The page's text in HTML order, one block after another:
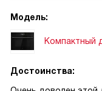
Управление простое,
Модель:
Компактный
Достоинства: